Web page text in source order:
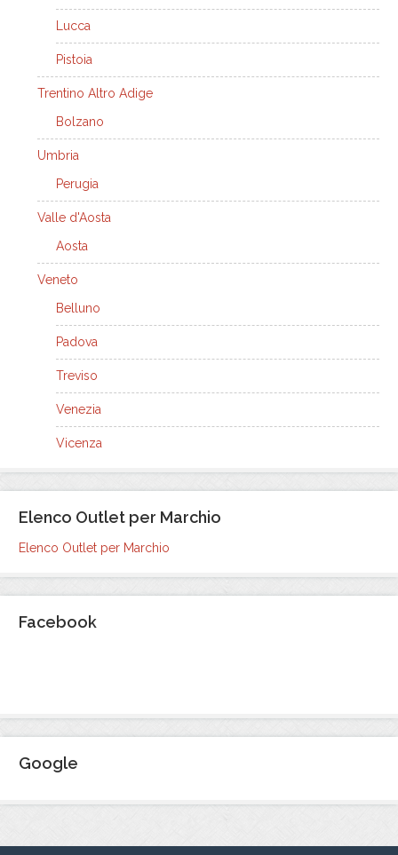
Lucca
Pistoia
Trentino Altro Adige
Bolzano
Umbria
Perugia
Valle d'Aosta
Aosta
Veneto
Belluno
Padova
Treviso
Venezia
Vicenza
Elenco Outlet per Marchio
Elenco Outlet per Marchio
Facebook
Google